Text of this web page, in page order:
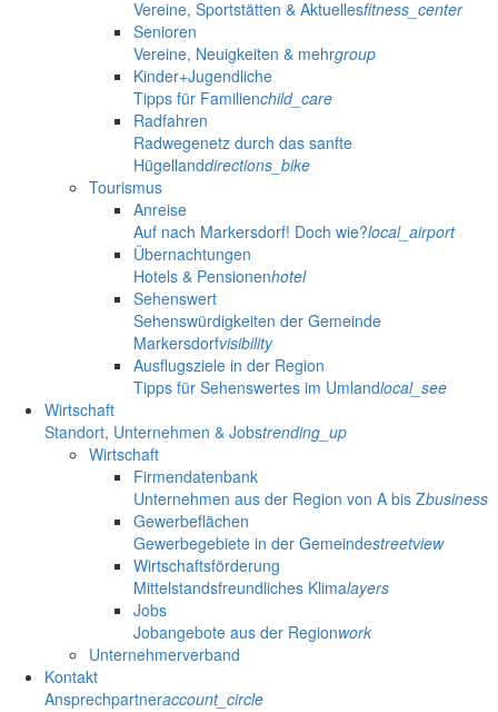
Vereine, Sportstätten & Aktuellesfitness_center
Senioren
Vereine, Neuigkeiten & mehrgroup
Kinder+Jugendliche
Tipps für Familienchild_care
Radfahren
Radwegenetz durch das sanfte
Hügellanddirections_bike
Tourismus
Anreise
Auf nach Markersdorf! Doch wie?local_airport
Übernachtungen
Hotels & Pensionenhotel
Sehenswert
Sehenswürdigkeiten der Gemeinde
Markersdorfvisibility
Ausflugsziele in der Region
Tipps für Sehenswertes im Umlandlocal_see
Wirtschaft
Standort, Unternehmen & Jobstrending_up
Wirtschaft
Firmendatenbank
Unternehmen aus der Region von A bis Zbusiness
Gewerbeflächen
Gewerbegebiete in der Gemeindestreetview
Wirtschaftsförderung
Mittelstandsfreundliches Klimalayers
Jobs
Jobangebote aus der Regionwork
Unternehmerverband
Kontakt
Ansprechpartneraccount_circle